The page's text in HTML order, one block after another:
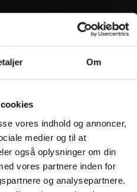
Om
vores indhold og annoncer,
medier og til at
også oplysninger om din
vores partnere inden for
og analysepartnere.